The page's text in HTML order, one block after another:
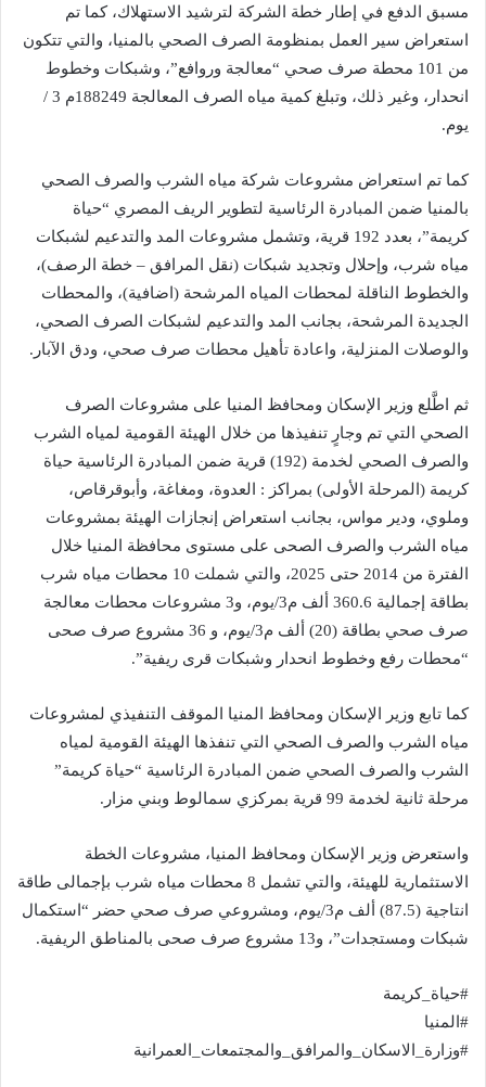
مسبق الدفع في إطار خطة الشركة لترشيد الاستهلاك، كما تم
استعراض سير العمل بمنظومة الصرف الصحي بالمنيا، والتي تتكون
من 101 محطة صرف صحي “معالجة وروافع”، وشبكات وخطوط
انحدار، وغير ذلك، وتبلغ كمية مياه الصرف المعالجة 188249م 3 /
يوم.
كما تم استعراض مشروعات شركة مياه الشرب والصرف الصحي
بالمنيا ضمن المبادرة الرئاسية لتطوير الريف المصري “حياة
كريمة”، بعدد 192 قرية، وتشمل مشروعات المد والتدعيم لشبكات
مياه شرب، وإحلال وتجديد شبكات (نقل المرافق – خطة الرصف)،
والخطوط الناقلة لمحطات المياه المرشحة (اضافية)، والمحطات
الجديدة المرشحة، بجانب المد والتدعيم لشبكات الصرف الصحي،
والوصلات المنزلية، واعادة تأهيل محطات صرف صحي، ودق الآبار.
ثم اطَّلع وزير الإسكان ومحافظ المنيا على مشروعات الصرف
الصحي التي تم وجارٍ تنفيذها من خلال الهيئة القومية لمياه الشرب
والصرف الصحي لخدمة (192) قرية ضمن المبادرة الرئاسية حياة
كريمة (المرحلة الأولى) بمراكز : العدوة، ومغاغة، وأبوقرقاص،
وملوي، ودير مواس، بجانب استعراض إنجازات الهيئة بمشروعات
مياه الشرب والصرف الصحى على مستوى محافظة المنيا خلال
الفترة من 2014 حتى 2025، والتي شملت 10 محطات مياه شرب
بطاقة إجمالية 360.6 ألف م3/يوم، و3 مشروعات محطات معالجة
صرف صحي بطاقة (20) ألف م3/يوم، و 36 مشروع صرف صحى
“محطات رفع وخطوط انحدار وشبكات قرى ريفية”.
كما تابع وزير الإسكان ومحافظ المنيا الموقف التنفيذي لمشروعات
مياه الشرب والصرف الصحي التي تنفذها الهيئة القومية لمياه
الشرب والصرف الصحي ضمن المبادرة الرئاسية “حياة كريمة”
مرحلة ثانية لخدمة 99 قرية بمركزي سمالوط وبني مزار.
واستعرض وزير الإسكان ومحافظ المنيا، مشروعات الخطة
الاستثمارية للهيئة، والتي تشمل 8 محطات مياه شرب بإجمالى طاقة
انتاجية (87.5) ألف م3/يوم، ومشروعي صرف صحي حضر “استكمال
شبكات ومستجدات”، و13 مشروع صرف صحى بالمناطق الريفية.
#حياة_كريمة
#المنيا
#وزارة_الاسكان_والمرافق_والمجتمعات_العمرانية